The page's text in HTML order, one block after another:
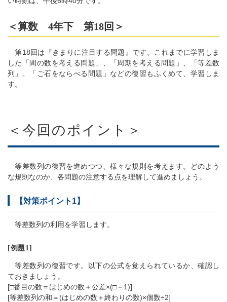
＜算数 4年下 第18回＞
第18回は『きまりに注目する問題』です。これまでに学習しま
した「間の数を考える問題」、「周期を考える問題」、「等差数
列」、「ご石をならべる問題」などの復習もふくめて、学習しま
す。
＜今回のポイント＞
等差数列の復習を進めつつ、様々な規則を考えます。どのよう
な規則なのか、各問題の注意する点を理解して進めましょう。
【対策ポイント1】
等差数列の利用を学習します。
[例題1]
等差数列の復習です。以下の公式を覚えられているか、確認し
ておきましょう。
[□番目の数＝はじめの数＋公差×(□－1)]
[等差数列の和＝(はじめの数＋終わりの数)×個数÷2]